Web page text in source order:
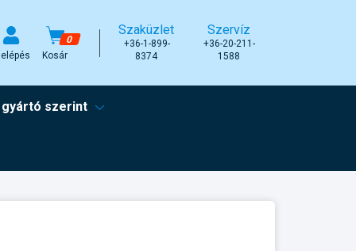
0
Kosár
Szaküzlet
+36-1-899-
8374
Szervíz
+36-20-211-
1588
szerint